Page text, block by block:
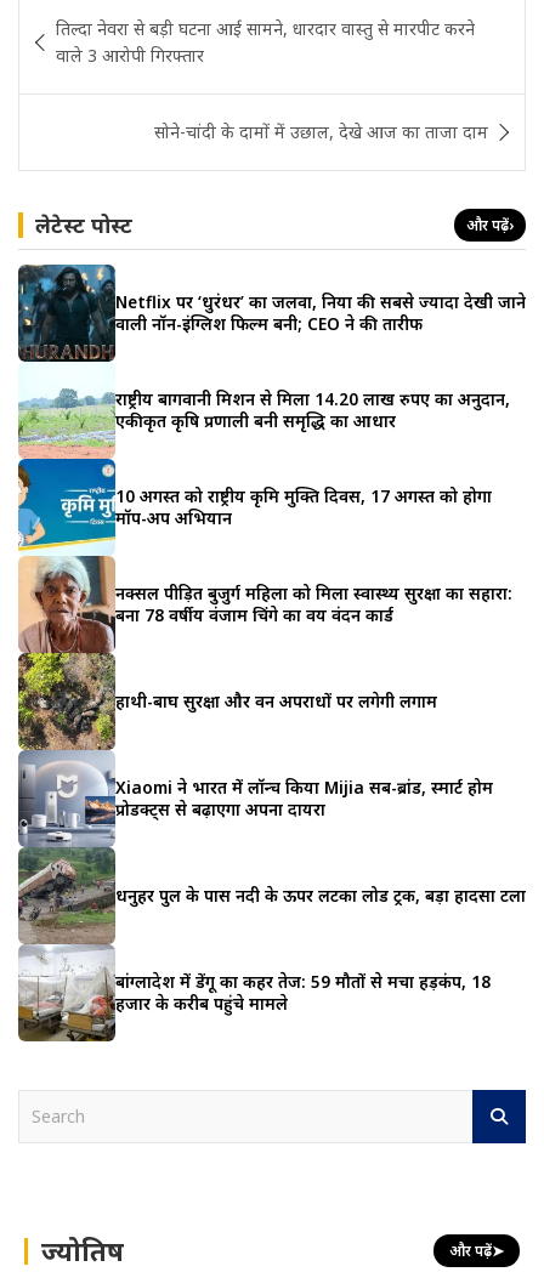
navigation
तिल्दा नेवरा से बड़ी घटना आई सामने, धारदार वास्तु से मारपीट करने
वाले 3 आरोपी गिरफ्तार
सोने-चांदी के दामों में उछाल, देखे आज का ताजा दाम
लेटेस्ट पोस्ट और पढ़ें›
Netflix पर ‘धुरंधर’ का जलवा, दुनिया की सबसे ज्यादा देखी जाने
वाली नॉन-इंग्लिश फिल्म बनी; CEO ने की तारीफ
राष्ट्रीय बागवानी मिशन से मिला 14.20 लाख रुपए का अनुदान,
एकीकृत कृषि प्रणाली बनी समृद्धि का आधार
10 अगस्त को राष्ट्रीय कृमि मुक्ति दिवस, 17 अगस्त को होगा
मॉप-अप अभियान
नक्सल पीड़ित बुजुर्ग महिला को मिला स्वास्थ्य सुरक्षा का सहारा:
बना 78 वर्षीय वंजाम चिंगे का वय वंदन कार्ड
हाथी-बाघ सुरक्षा और वन अपराधों पर लगेगी लगाम
Xiaomi ने भारत में लॉन्च किया Mijia सब-ब्रांड, स्मार्ट होम
प्रोडक्ट्स से बढ़ाएगा अपना दायरा
धनुहर पुल के पास नदी के ऊपर लटका लोड ट्रक, बड़ा हादसा टला
बांग्लादेश में डेंगू का कहर तेज: 59 मौतों से मचा हड़कंप, 18
हजार के करीब पहुंचे मामले
h ज्योतिष और पढ़ें➤